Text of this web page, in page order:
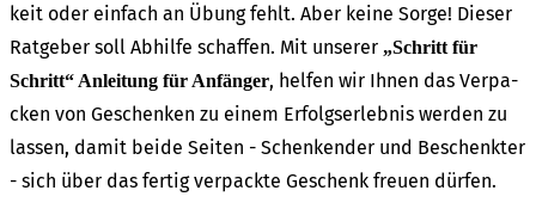
keit oder einfach an Übung fehlt. Aber keine Sorge! Dieser
Ratge­ber soll Abhil­fe schaf­fen. Mit unse­rer „Schritt für
Schritt“ Anlei­tung für Anfän­ger, helfen wir Ihnen das Verpa­
cken von Geschen­ken zu einem Erfolgs­er­leb­nis werden zu
lassen, damit beide Seiten - Schen­ken­der und Beschenk­ter
- sich über das fertig verpack­te Geschenk freu­en dürfen.